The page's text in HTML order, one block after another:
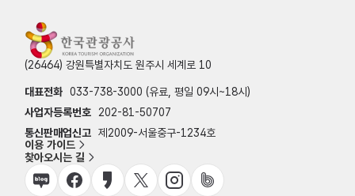
(26464) 강원특별자치도 원주시 세계로 10
대표전화 033-738-3000 (유료, 평일 09시~18시)
사업자등록번호
202-81-50707
통신판매업신고 제2009-서울중구-1234호
이용 가이드
찾아오시는 길